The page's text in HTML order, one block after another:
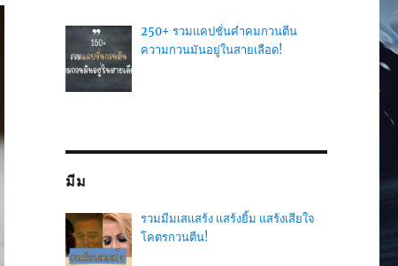
250+ รวมแคปชั่นคำคมกวนตีน
ความกวนมันอยู่ในสายเลือด!
มีม
รวมมีมเสแสร้ง แสร้งยิ้ม แสร้งเสียใจ
โคตรกวนตีน!